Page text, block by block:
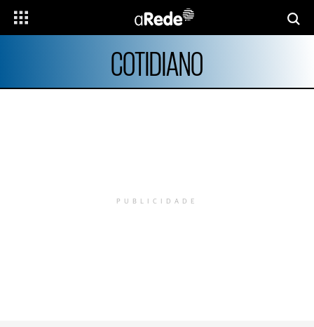
COTIDIANO
PUBLICIDADE